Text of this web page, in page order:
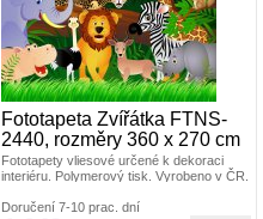
Fototapeta Zvířátka FTNS-
2440, rozměry 360 x 270 cm
Fototapety vliesové určené k dekoraci
interiéru. Polymerový tisk. Vyrobeno v ČR.
lepení fototapety ve čtyřech pruzích.
Doručení 7-10 prac. dní